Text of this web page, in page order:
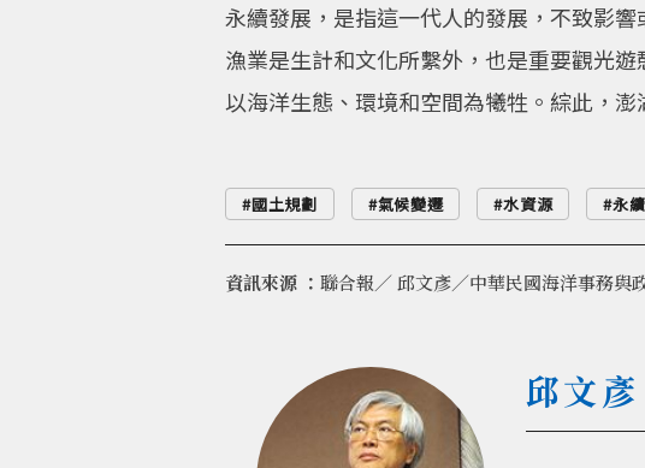
永續發展，是指這一代人的發展，不致影
漁業是生計和文化所繫外，也是重要觀光
以海洋生態、環境和空間為犧牲。綜此，
國土規劃 氣候變遷 水資源 永
資訊來源 ： 聯合報／ 邱文彥／中華民國海洋事務與
邱文彥